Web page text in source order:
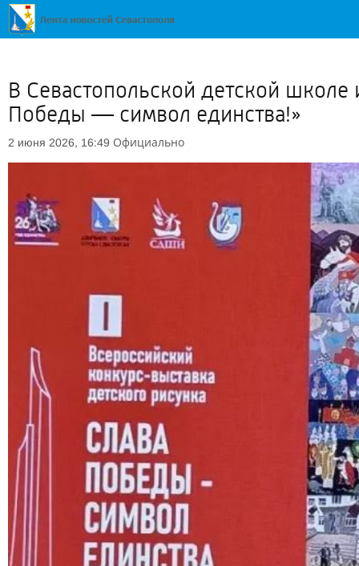
В Севастопольской детской школе
Победы — символ единства!»
2 июня 2026, 16:49 Официально